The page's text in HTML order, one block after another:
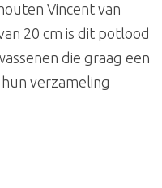
Vincent van
20 cm is dit potlood
die graag een
verzameling